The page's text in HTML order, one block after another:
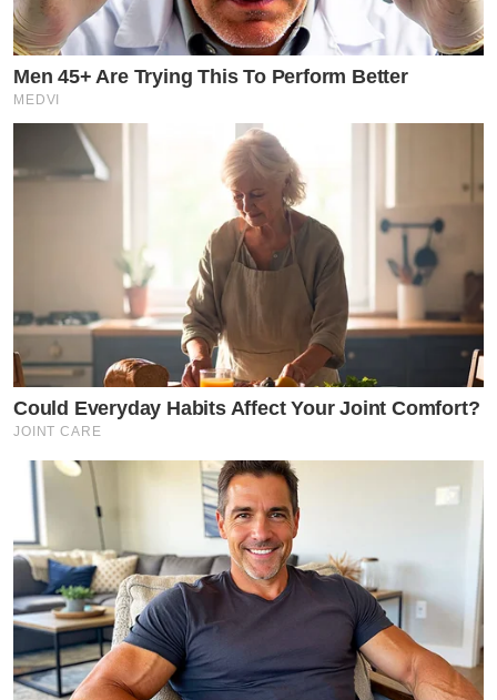
Men 45+ Are Trying This To Perform Better
MEDVI
Could Everyday Habits Affect Your Joint Comfort?
JOINT CARE